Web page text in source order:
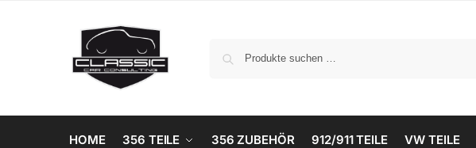
HOME 356 TEILE 356 ZUBEHÖR 912/911 TEILE VW TEILE